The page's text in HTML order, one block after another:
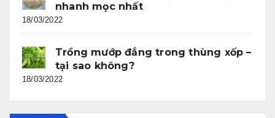
nhanh mọc nhất
18/03/2022
Trồng mướp đắng trong thùng xốp –
tại sao không?
18/03/2022